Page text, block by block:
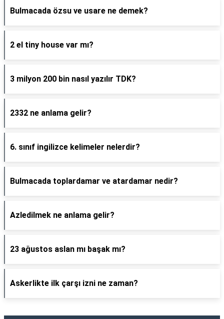
Bulmacada özsu ve usare ne demek?
2 el tiny house var mı?
3 milyon 200 bin nasıl yazılır TDK?
2332 ne anlama gelir?
6. sınıf ingilizce kelimeler nelerdir?
Bulmacada toplardamar ve atardamar nedir?
Azledilmek ne anlama gelir?
23 ağustos aslan mı başak mı?
Askerlikte ilk çarşı izni ne zaman?